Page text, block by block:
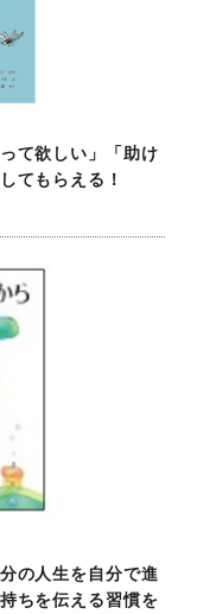
て欲しい」「助け
てもらえる！
の人生を自分で進
ちを伝える習慣を